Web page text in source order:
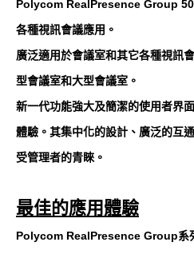
Polycom RealPresence Group
各種視訊會議應用。
廣泛適用於會議室和其它各種視訊
型會議室和大型會議室。
新一代功能強大及簡潔的使用者界
體驗。其集中化的設計、廣泛的互
受管理者的青睞。
最佳的應用體驗
Polycom RealPresence Group系